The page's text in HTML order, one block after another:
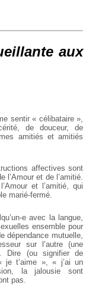
aux
sentir « célibataire »,
de douceur, de
amitiés et amitiés
affectives sont
et de l’amitié.
et l’amitié, qui
marié-fermé.
e avec la langue,
ensemble pour
dépendance mutuelle,
sur l’autre (une
Dire (ou signifier de
je t’aime », « j’ai un
la jalousie sont
pas.